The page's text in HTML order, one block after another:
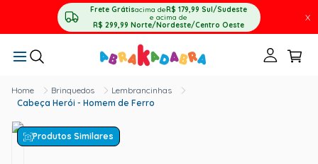
Frete Grátisacima deR$ 179,99 Sul/Sudeste
e acima de
R$ 299,99 Norte/Nordeste/Centro Oeste
X
Brinquedos
Lembrancinhas
Cabeça Herói - Homem de Ferro
Produtos Similares